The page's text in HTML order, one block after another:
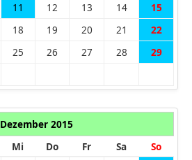
11 12 13 14 15
18 19 20 21 22
25 26 27 28 29
Dezember 2015
Mi Do Fr Sa So